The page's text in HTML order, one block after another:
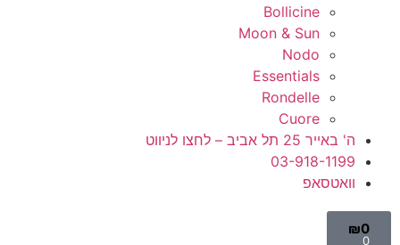
Bollicine
Moon & Sun
Nodo
Essentials
Rondelle
Cuore
ה' באייר 25 תל אביב – לחצו לניווט
03-918-1199
וואטסאפ
₪0
0